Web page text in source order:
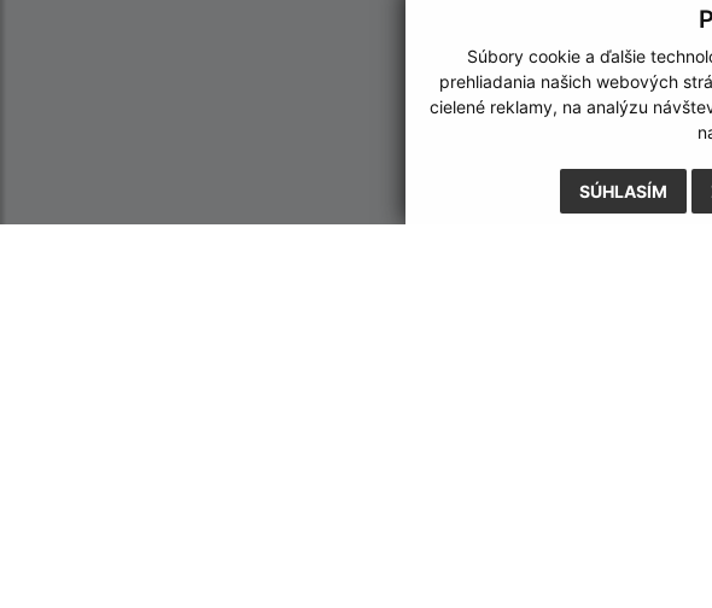
Súbory cookie a ďalšie
prehliadania našich webových
cielené reklamy, na analýzu
SÚHLASÍM